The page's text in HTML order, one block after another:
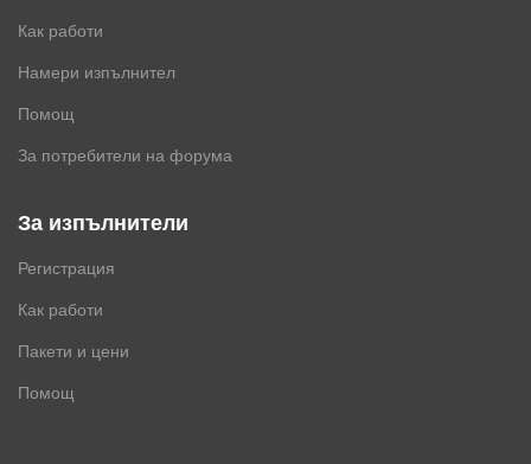
Как работи
Намери изпълнител
Помощ
За потребители на форума
За изпълнители
Регистрация
Как работи
Пакети и цени
Помощ